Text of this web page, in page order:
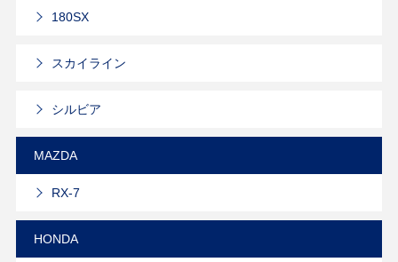
180SX
スカイライン
シルビア
MAZDA
RX-7
HONDA